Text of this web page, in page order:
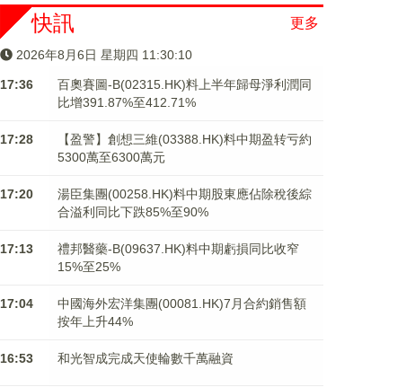
更多
快訊
2026年8月6日 星期四 11:30:11
17:36
百奧賽圖-B(02315.HK)料上半年歸母淨利潤同
比增391.87%至412.71%
17:28
【盈警】創想三維(03388.HK)料中期盈转亏約
5300萬至6300萬元
17:20
湯臣集團(00258.HK)料中期股東應佔除稅後綜
合溢利同比下跌85%至90%
17:13
禮邦醫藥-B(09637.HK)料中期虧損同比收窄
15%至25%
17:04
中國海外宏洋集團(00081.HK)7月合約銷售額
按年上升44%
16:53 和光智成完成天使輪數千萬融資